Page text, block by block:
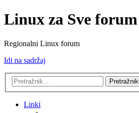
Linux za Sve forum
Regionalni Linux forum
Idi na sadržaj
Pretražnik
Linki